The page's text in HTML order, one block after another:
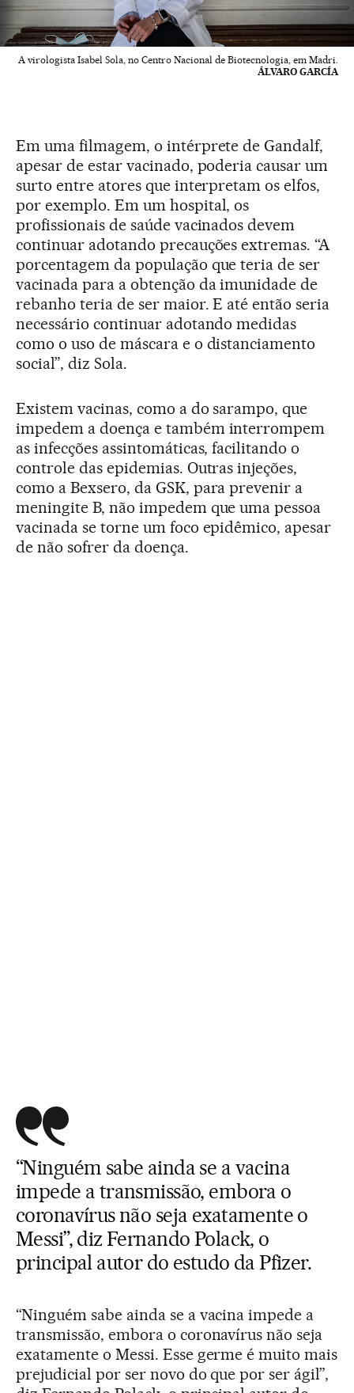
A virologista Isabel Sola, no Centro Nacional de Biotecnologia, em Madri.
ÁLVARO GARCÍA
Em uma filmagem, o intérprete de Gandalf,
apesar de estar vacinado, poderia causar um
surto entre atores que interpretam os elfos,
por exemplo. Em um hospital, os
profissionais de saúde vacinados devem
continuar adotando precauções extremas. “A
porcentagem da população que teria de ser
vacinada para a obtenção da imunidade de
rebanho teria de ser maior. E até então seria
necessário continuar adotando medidas
como o uso de máscara e o distanciamento
social”, diz Sola.
Existem vacinas, como a do sarampo, que
impedem a doença e também interrompem
as infecções assintomáticas, facilitando o
controle das epidemias. Outras injeções,
como a Bexsero, da GSK, para prevenir a
meningite B, não impedem que uma pessoa
vacinada se torne um foco epidêmico, apesar
de não sofrer da doença.
“Ninguém sabe ainda se a vacina
impede a transmissão, embora o
coronavírus não seja exatamente o
Messi”, diz Fernando Polack, o
principal autor do estudo da Pfizer.
“Ninguém sabe ainda se a vacina impede a
transmissão, embora o coronavírus não seja
exatamente o Messi. Esse germe é muito mais
prejudicial por ser novo do que por ser ágil”,